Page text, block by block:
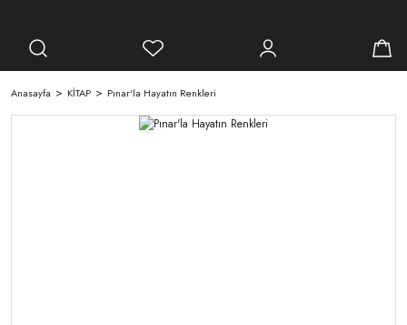
Anasayfa KİTAP Pınar'la Hayatın Renkleri